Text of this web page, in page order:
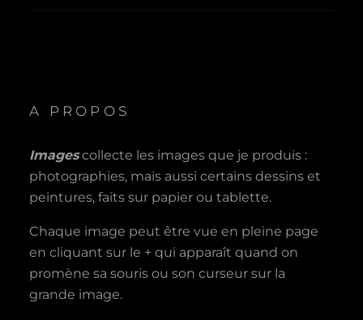
A PROPOS
Imagescollecte les images que je produis :
photographies, mais aussi certains dessins et
peintures, faits sur papier ou tablette.
Chaque image peut être vue en pleine page
en cliquant sur le + qui apparaît quand on
promène sa souris ou son curseur sur la
grande image.